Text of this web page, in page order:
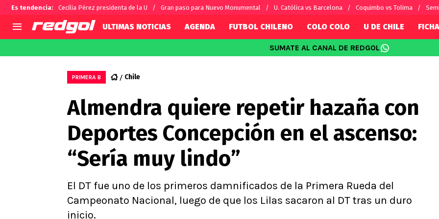
Es tendencia: Cecilia Pérez presidenta de la U Gran paso para Nuevo Monumental U. Católica vs Barcelona Coquimbo vs Tolima
Selección Chilena
U de Chile
U Católica
Campeonato Nacional
Primera B
Segunda División
Copa Chile
Supercopa Chile
Campeonato Femenino
Alexis Sánchez
Carlos Palacios
Chilenos por el mundo
Fútbol Argentino
Fútbol Brasileño
Conference
Ligue 1
Premier
Serie A
ULTIMAS NOTICIAS AGENDA FUTBOL CHILENO COLO COLO U DE CHILE
SUMATE AL CANAL DE REDGOL
PRIMERA B Chile
Almendra quiere repetir hazaña con
Deportes Concepción en el ascenso:
“Sería muy lindo”
El DT fue uno de los primeros damnificados de la Primera Rueda del
Campeonato Nacional, luego de que los Lilas sacaron al DT tras un duro
inicio.